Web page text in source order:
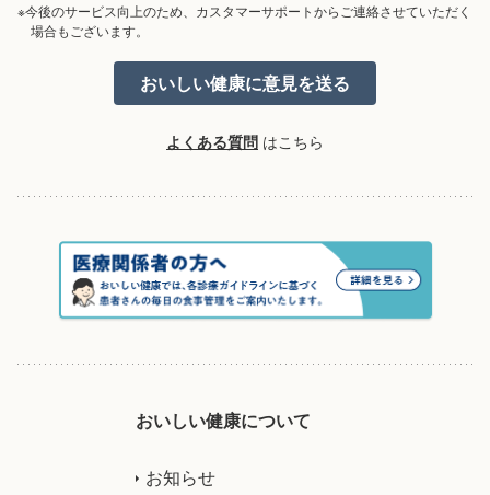
※今後のサービス向上のため、カスタマーサポートからご連絡させていただく
場合もございます。
よくある質問 はこちら
おいしい健康について
お知らせ